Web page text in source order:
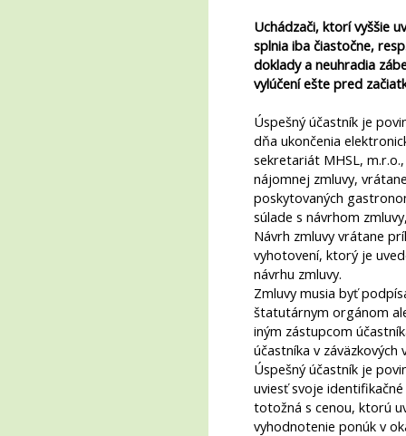
Uchádzači, ktorí vyššie
splnia iba čiastočne,
doklady a neuhradia
vylúčení ešte pred
Úspešný účastník je
dňa ukončenia
sekretariát MHSL,
nájomnej zmluvy,
poskytovaných
súlade s návrhom
Návrh zmluvy vrátane
vyhotovení, ktorý je
návrhu zmluvy.
Zmluvy musia byť
štatutárnym orgánom
iným zástupcom
účastníka v záväzkových
Úspešný účastník je
uviesť svoje
totožná s cenou, ktorú
vyhodnotenie ponúk v